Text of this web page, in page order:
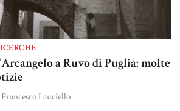
a Ruvo di Puglia: molte
Francesco Lauciello